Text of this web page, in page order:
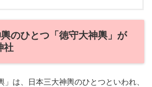
のひとつ「徳守大神輿」が
社
」は、日本三大神輿のひとつといわれ、